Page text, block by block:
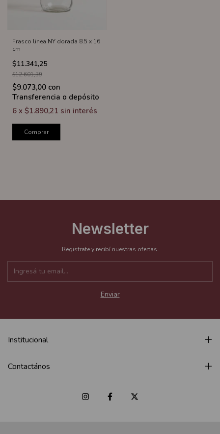
Frasco linea NY dorada 8.5 x 16
cm
$11.341,25
$12.601,39
$9.073,00 con
Transferencia o depósito
6 x $1.890,21 sin interés
Comprar
Newsletter
Registrate y recibí nuestras ofertas.
Institucional
Contactános